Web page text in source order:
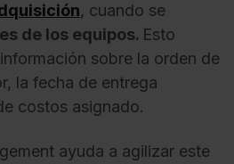
, cuando se
de los equipos. Esto
sobre la orden de
la fecha de entrega
costos asignado.
ayuda a agilizar este